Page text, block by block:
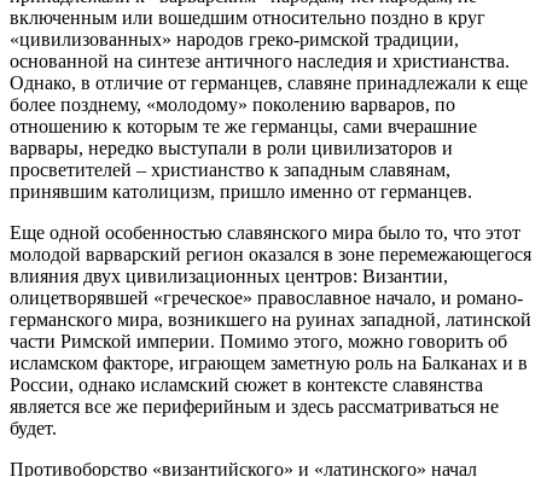
включенным или вошедшим относительно поздно в круг
«цивилизованных» народов греко-римской традиции,
основанной на синтезе античного наследия и христианства.
Однако, в отличие от германцев, славяне принадлежали к еще
более позднему, «молодому» поколению варваров, по
отношению к которым те же германцы, сами вчерашние
варвары, нередко выступали в роли цивилизаторов и
просветителей – христианство к западным славянам,
принявшим католицизм, пришло именно от германцев.
Еще одной особенностью славянского мира было то, что этот
молодой варварский регион оказался в зоне перемежающегося
влияния двух цивилизационных центров: Византии,
олицетворявшей «греческое» православное начало, и романо-
германского мира, возникшего на руинах западной, латинской
части Римской империи. Помимо этого, можно говорить об
исламском факторе, играющем заметную роль на Балканах и в
России, однако исламский сюжет в контексте славянства
является все же периферийным и здесь рассматриваться не
будет.
Противоборство «византийского» и «латинского» начал